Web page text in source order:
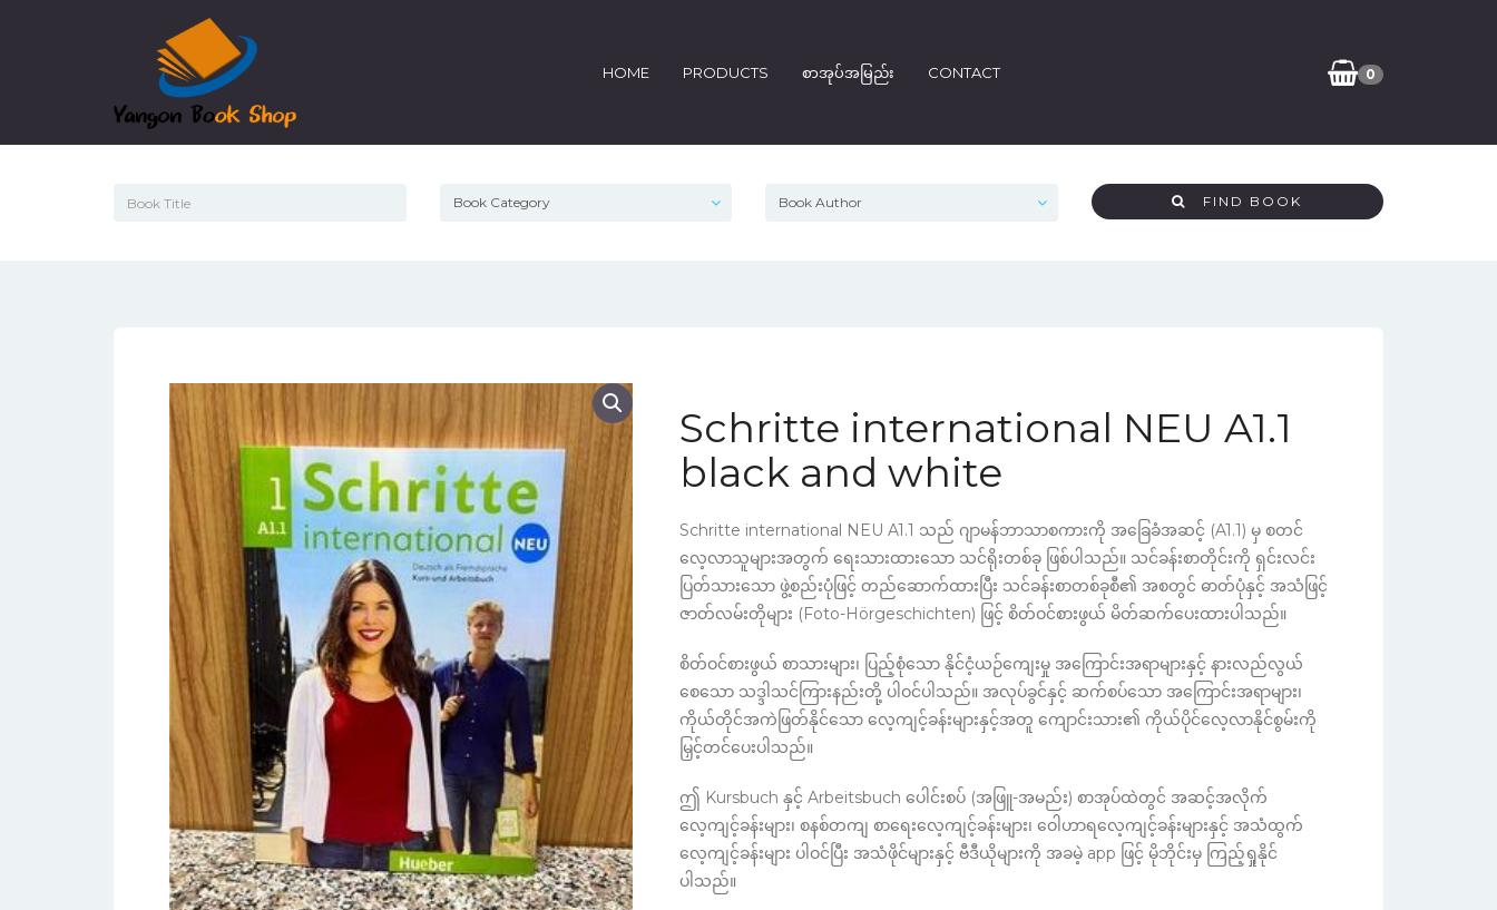
0
HOME PRODUCTS စာအုပ်အမြည်း CONTACT
FIND BOOK
Schritte international NEU A1.1
black and white
Schritte international NEU A1.1 သည် ဂျာမန်ဘာသာစကားကို အခြေခံအဆင့် (A1.1) မှ စတင်
လေ့လာသူများအတွက် ရေးသားထားသော သင်ရိုးတစ်ခု ဖြစ်ပါသည်။ သင်ခန်းစာတိုင်းကို ရှင်းလင်း
ပြတ်သားသော ဖွဲ့စည်းပုံဖြင့် တည်ဆောက်ထားပြီး သင်ခန်းစာတစ်ခုစီ၏ အစတွင် ဓာတ်ပုံနှင့် အသံဖြင့်
ဇာတ်လမ်းတိုများ (Foto-Hörgeschichten) ဖြင့် စိတ်ဝင်စားဖွယ် မိတ်ဆက်ပေးထားပါသည်။
စိတ်ဝင်စားဖွယ် စာသားများ၊ ပြည့်စုံသော နိုင်ငံ့ယဉ်ကျေးမှု အကြောင်းအရာများနှင့် နားလည်လွယ်
စေသော သဒ္ဒါသင်ကြားနည်းတို့ ပါဝင်ပါသည်။ အလုပ်ခွင်နှင့် ဆက်စပ်သော အကြောင်းအရာများ၊
ကိုယ်တိုင်အကဲဖြတ်နိုင်သော လေ့ကျင့်ခန်းများနှင့်အတူ ကျောင်းသား၏ ကိုယ်ပိုင်လေ့လာနိုင်စွမ်းကို
မြှင့်တင်ပေးပါသည်။
ဤ Kursbuch နှင့် Arbeitsbuch ပေါင်းစပ် (အဖြူ-အမည်း) စာအုပ်ထဲတွင် အဆင့်အလိုက်
လေ့ကျင့်ခန်းများ၊ စနစ်တကျ စာရေးလေ့ကျင့်ခန်းများ၊ ဝေါဟာရလေ့ကျင့်ခန်းများနှင့် အသံထွက်
လေ့ကျင့်ခန်းများ ပါဝင်ပြီး အသံဖိုင်များနှင့် ဗီဒီယိုများကို အခမဲ့ app ဖြင့် မိုဘိုင်းမှ ကြည့်ရှုနိုင်
ပါသည်။